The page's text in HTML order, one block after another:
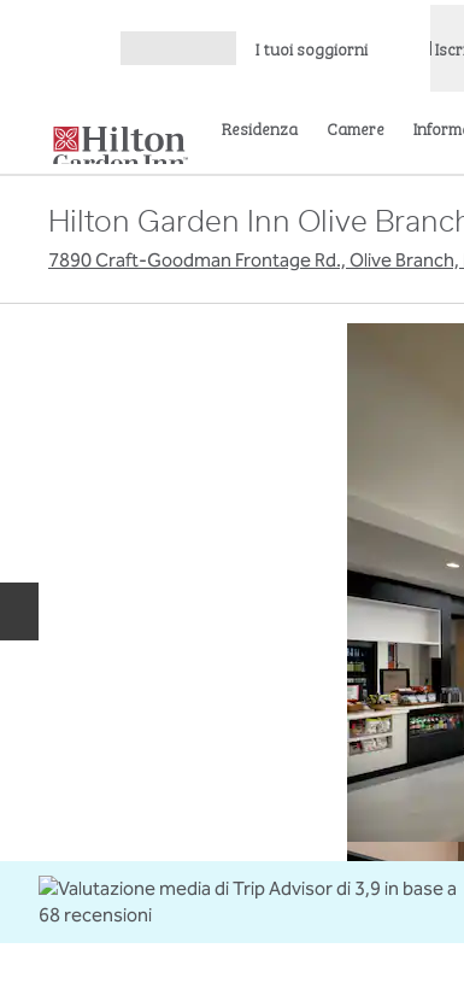
I tuoi soggiorni
Residenza Camere
Hilton Garden Inn Olive
7890 Craft-Goodman Frontage Rd., Olive